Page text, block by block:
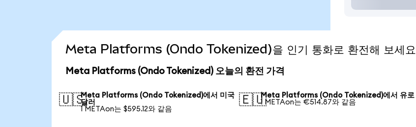
Meta Platforms (Ondo Tokenized)을 인기 통화로 환전해 보세요
Meta Platforms (Ondo Tokenized) 오늘의 환전 가격
🇺🇸Meta Platforms (Ondo Tokenized)에서 미국
달러
1 METAon는 $595.12와 같음
🇪🇺Meta Platforms (Ondo Tokenized)에서 유로
1 METAon는 €514.87와 같음